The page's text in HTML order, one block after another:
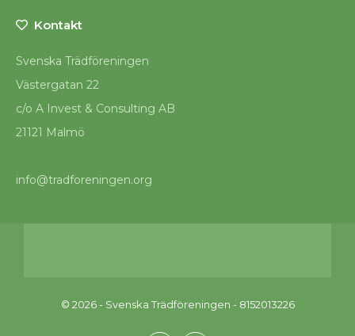
Kontakt
Svenska Trädföreningen
Västergatan 22
c/o A Invest & Consulting AB
21121 Malmö
info@tradforeningen.org
© 2026 - Svenska Trädföreningen - 8152013226